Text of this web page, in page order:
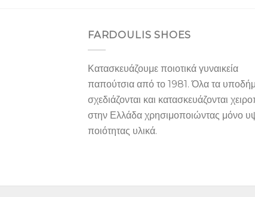
FARDOULIS SHOES
Κατασκευάζουμε ποιοτικά γυναικεία
παπούτσια από το 1981. Όλα τα
σχεδιάζονται και κατασκευάζονται
στην Ελλάδα χρησιμοποιώντας μόνο
ποιότητας υλικά.